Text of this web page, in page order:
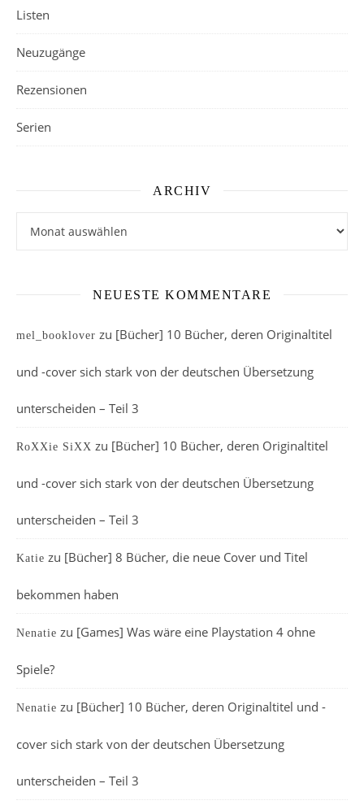
Listen
Neuzugänge
Rezensionen
Serien
ARCHIV
NEUESTE KOMMENTARE
mel_booklover zu [Bücher] 10 Bücher, deren Originaltitel
und -cover sich stark von der deutschen Übersetzung
unterscheiden – Teil 3
RoXXie SiXX zu [Bücher] 10 Bücher, deren Originaltitel
und -cover sich stark von der deutschen Übersetzung
unterscheiden – Teil 3
Katie zu [Bücher] 8 Bücher, die neue Cover und Titel
bekommen haben
Nenatie zu [Games] Was wäre eine Playstation 4 ohne
Spiele?
Nenatie zu [Bücher] 10 Bücher, deren Originaltitel und -
cover sich stark von der deutschen Übersetzung
unterscheiden – Teil 3